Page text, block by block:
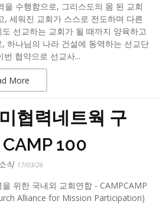
을 수행함으로, 그리스도의 몸 된 교회
, 세워진 교회가 스스로 전도하며 다른
도 선교하는 교회가 될 때까지 양육하고
, 하나님의 나라 건설에 동역하는 선교단
번 협약으로 선교사...
More
협력네트웍 구
100
식 17/03/26
을 위한 국내외 교회연합 - CAMPCAMP
Alliance for Mission Participation)